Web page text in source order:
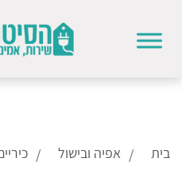
בית אפיה ובישול